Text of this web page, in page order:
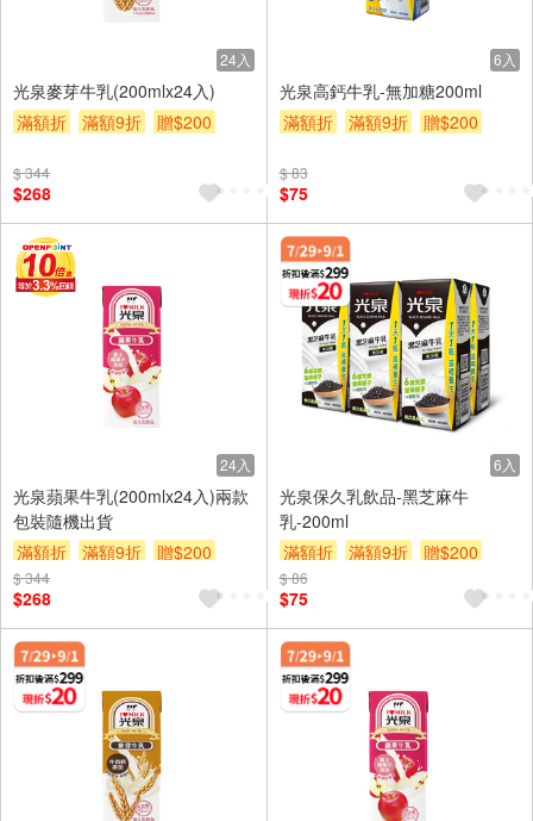
24入
光泉麥芽牛乳(200mlx24入)
滿額折
滿額9折 贈$200
$ 344
$268
6入
光泉高鈣牛乳-無加糖200ml
滿額折
滿額9折 贈$200
$ 83
$75
24入
光泉蘋果牛乳(200mlx24入)兩款
包裝隨機出貨
滿額折
滿額9折 贈$200
$ 344
$268
6入
光泉保久乳飲品-黑芝麻牛
乳-200ml
滿額折
滿額9折 贈$200
$ 86
$75